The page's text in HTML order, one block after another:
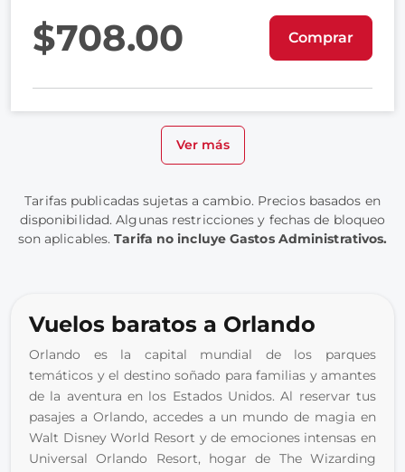
$708.00 Comprar
Ver más
Tarifas publicadas sujetas a cambio. Precios basados en
disponibilidad. Algunas restricciones y fechas de bloqueo
son aplicables.Tarifa no incluye Gastos Administrativos.
Vuelos baratos a Orlando
Orlando es la capital mundial de los parques
temáticos y el destino soñado para familias y amantes
de la aventura en los Estados Unidos. Al reservar tus
pasajes a Orlando, accedes a un mundo de magia en
Walt Disney World Resort y de emociones intensas en
Universal Orlando Resort, hogar de The Wizarding